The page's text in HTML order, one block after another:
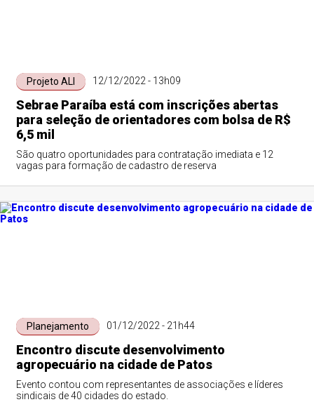
Projeto ALI 12/12/2022 - 13h09
Sebrae Paraíba está com inscrições abertas
para seleção de orientadores com bolsa de R$
6,5 mil
São quatro oportunidades para contratação imediata e 12
vagas para formação de cadastro de reserva
Planejamento 01/12/2022 - 21h44
Encontro discute desenvolvimento
agropecuário na cidade de Patos
Evento contou com representantes de associações e líderes
sindicais de 40 cidades do estado.